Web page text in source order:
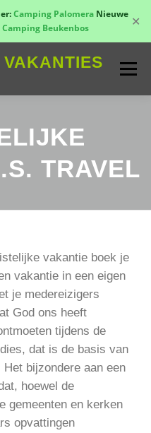
Camping Palomera Nieuwe
Camping Beukenbos ✕
Menu
KAMPEN
TRAVEL
vakantie boek je
vakantie in een eigen
je medereizigers
God ons heeft
tijdens de
dat is de basis van
bijzondere aan een
hoewel de
gemeenten en kerken
opvattingen